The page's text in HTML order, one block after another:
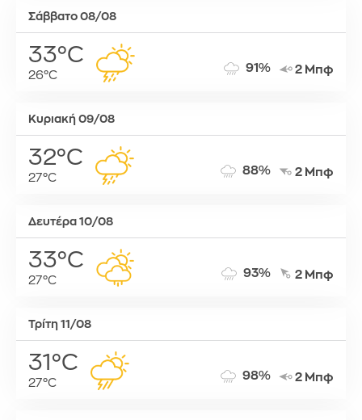
Σάββατο 08/08
33°C
26°C
91% 2 Μπφ
Κυριακή 09/08
32°C
27°C
88% 2 Μπφ
Δευτέρα 10/08
33°C
27°C
93% 2 Μπφ
Τρίτη 11/08
31°C
27°C
98% 2 Μπφ